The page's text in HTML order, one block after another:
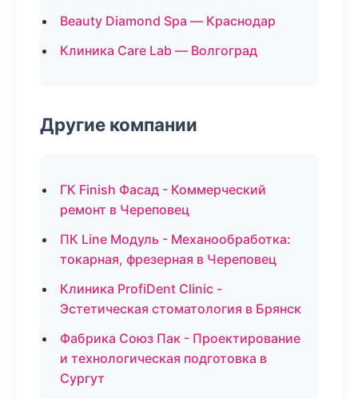
Beauty Diamond Spa — Краснодар
Клиника Care Lab — Волгоград
Другие компании
ГК Finish Фасад - Коммерческий
ремонт в Череповец
ПК Line Модуль - Механообработка:
токарная, фрезерная в Череповец
Клиника ProfiDent Clinic -
Эстетическая стоматология в Брянск
Фабрика Союз Пак - Проектирование
и технологическая подготовка в
Сургут